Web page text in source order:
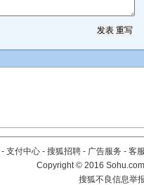
- 支付中心 - 搜狐招聘 - 广告服务 - 客
Copyright©2016
搜狐不良信息举